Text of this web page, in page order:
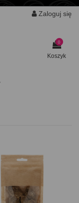
Zaloguj się
0
Koszyk